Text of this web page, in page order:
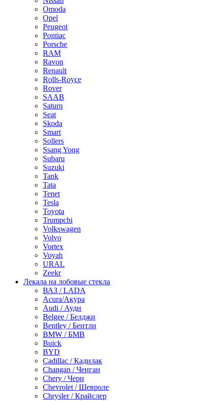
Omoda
Opel
Peugeot
Pontiac
Porsche
RAM
Ravon
Renault
Rolls-Royce
Rover
SAAB
Saturn
Seat
Skoda
Smart
Sollers
Ssang Yong
Subaru
Suzuki
Tank
Tata
Tenet
Tesla
Toyota
Trumpchi
Volkswagen
Volvo
Vortex
Voyah
URAL
Zeekr
Лекала на лобовые стекла
ВАЗ / LADA
Acura/Акура
Audi / Ауди
Belgee / Белджи
Bentley / Бентли
BMW / БМВ
Buick
BYD
Cadillac / Кадилак
Changan / Ченган
Chery / Чери
Chevrolet / Шевроле
Chrysler / Крайслер